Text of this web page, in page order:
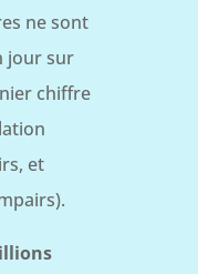
ne sont
jour sur
chiffre
et